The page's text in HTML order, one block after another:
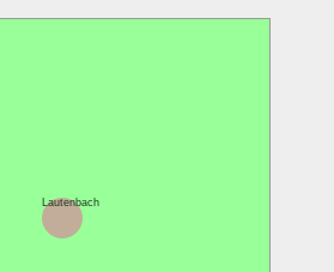
Lautenbach